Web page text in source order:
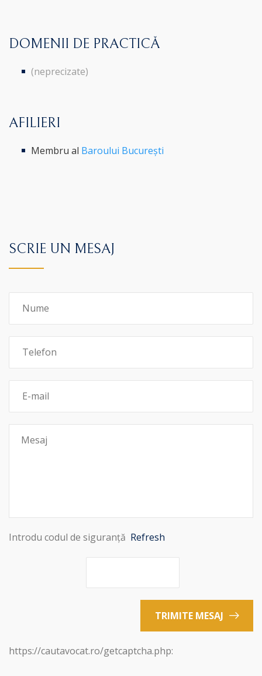
DOMENII DE PRACTICĂ
(neprecizate)
AFILIERI
Membru al Baroului București
SCRIE UN MESAJ
Introdu codul de siguranță Refresh
TRIMITE MESAJ
https://cautavocat.ro/getcaptcha.php: